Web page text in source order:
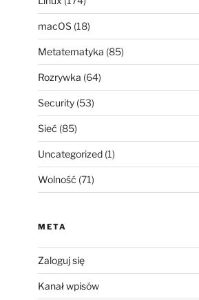
macOS(18)
Metatematyka (85)
Rozrywka (64)
Security(53)
Sieć (85)
Uncategorized(1)
Wolność (71)
META
Zaloguj się
Kanał wpisów